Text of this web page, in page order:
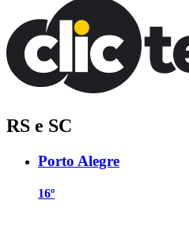
RS e SC
Porto Alegre
16º